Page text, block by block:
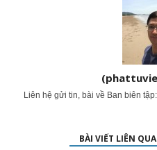
Liên hệ gửi tin, bài về Ban biên tập:
BÀI VIẾT LIÊN